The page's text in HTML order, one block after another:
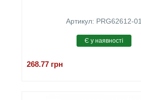
Артикул: PRG62612-01
268.77 грн